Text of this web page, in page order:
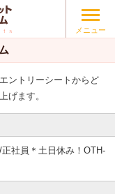
メニュー
ントリーシートからど
げます。
社員＊土日休み！OTH-